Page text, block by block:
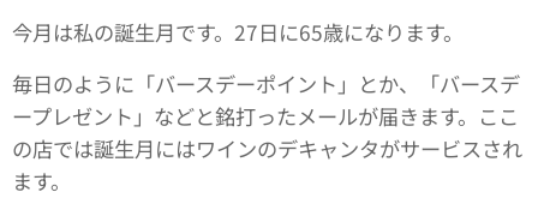
今月は私の誕生月です。27日に65歳になります。
毎日のように「バースデーポイント」とか、「バースデ
ープレゼント」などと銘打ったメールが届きます。ここ
の店では誕生月にはワインのデキャンタがサービスされ
ます。